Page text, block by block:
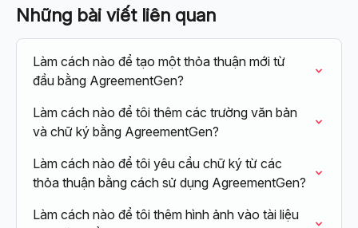
Những bài viết liên quan
Làm cách nào để tạo một thỏa thuận mới từ
đầu bằng AgreementGen?
Làm cách nào để tôi thêm các trường văn bản
và chữ ký bằng AgreementGen?
Làm cách nào để tôi yêu cầu chữ ký từ các
thỏa thuận bằng cách sử dụng AgreementGen?
Làm cách nào để tôi thêm hình ảnh vào tài liệu